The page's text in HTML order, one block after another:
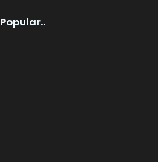
Popular..